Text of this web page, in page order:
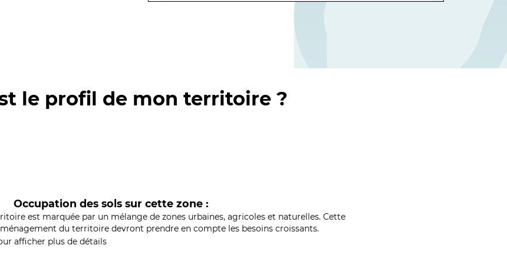
le profil de mon territoire ?
Occupation des sols sur cette zone :
est marquée par un mélange de zones urbaines, agricoles et naturelles. Cette
du territoire devront prendre en compte les besoins croissants.
afficher plus de détails